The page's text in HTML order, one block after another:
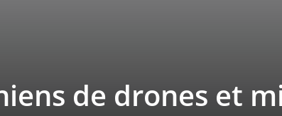
de drones et